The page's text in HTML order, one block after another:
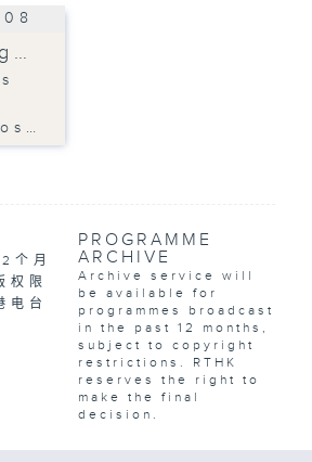
个月
权限
电台
PROGRAMME
ARCHIVE
Archive service will
be available for
programmes broadcast
in the past 12 months,
subject to copyright
restrictions. RTHK
reserves the right to
make the final
decision.